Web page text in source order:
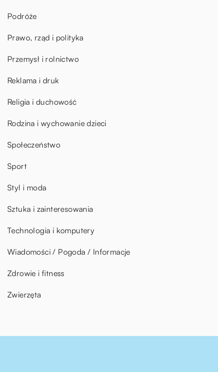
Podróże
Prawo, rząd i polityka
Przemysł i rolnictwo
Reklama i druk
Religia i duchowość
Rodzina i wychowanie dzieci
Społeczeństwo
Sport
Styl i moda
Sztuka i zainteresowania
Technologia i komputery
Wiadomości / Pogoda / Informacje
Zdrowie i fitness
Zwierzęta